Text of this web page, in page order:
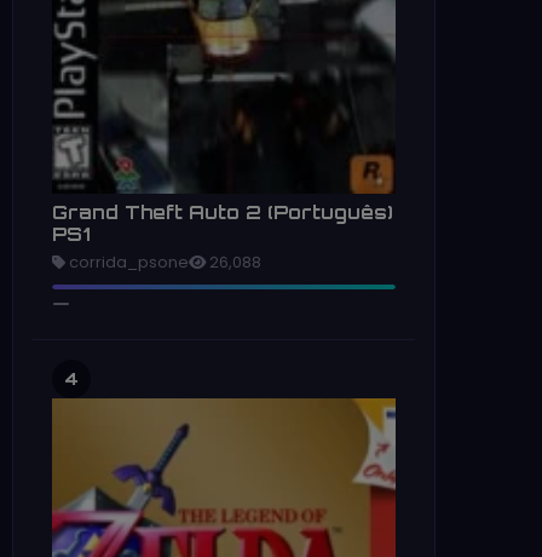
Grand Theft Auto 2 (Português)
PS1
corrida_psone 26,088
4